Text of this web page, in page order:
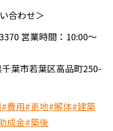
合わせ＞
営業時間：10:00～
葉市若葉区高品町250-
#費用#更地#解体#建築
成金#築後